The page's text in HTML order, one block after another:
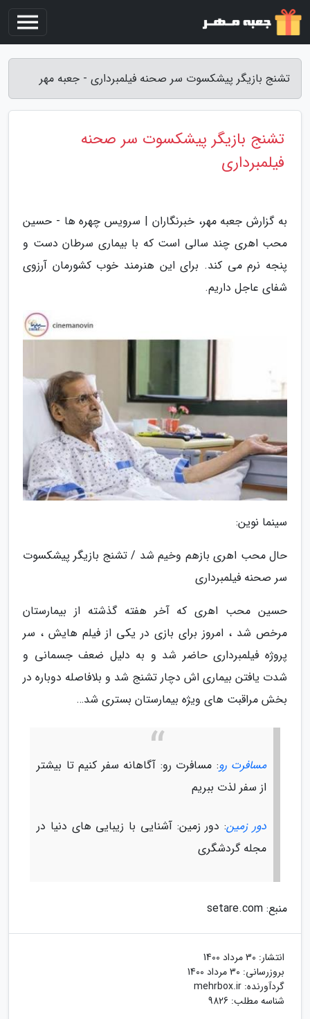
تشنج بازیگر پیشکسوت سر صحنه فیلمبرداری - جعبه مهر
تشنج بازیگر پیشکسوت سر صحنه
فیلمبرداری
به گزارش جعبه مهر، خبرنگاران | سرویس چهره ها - حسین
محب اهری چند سالی است که با بیماری سرطان دست و
پنجه نرم می کند. برای این هنرمند خوب کشورمان آرزوی
شفای عاجل داریم.
سینما نوین:
حال محب اهری بازهم وخیم شد / تشنج بازیگر پیشکسوت
سر صحنه فیلمبرداری
حسین محب اهری که آخر هفته گذشته از بیمارستان
مرخص شد ، امروز برای بازی در یکی از فیلم هایش ، سر
پروژه فیلمبرداری حاضر شد و به دلیل ضعف جسمانی و
شدت یافتن بیماری اش دچار تشنج شد و بلافاصله دوباره در
بخش مراقبت های ویژه بیمارستان بستری شد…
مسافرت رو: مسافرت رو: آگاهانه سفر کنیم تا بیشتر
از سفر لذت ببریم
دور زمین: دور زمین: آشنایی با زیبایی های دنیا در
مجله گردشگری
منبع: setare.com
انتشار: 30 مرداد 1400
بروزرسانی: 30 مرداد 1400
گردآورنده: mehrbox.ir
شناسه مطلب: 9826